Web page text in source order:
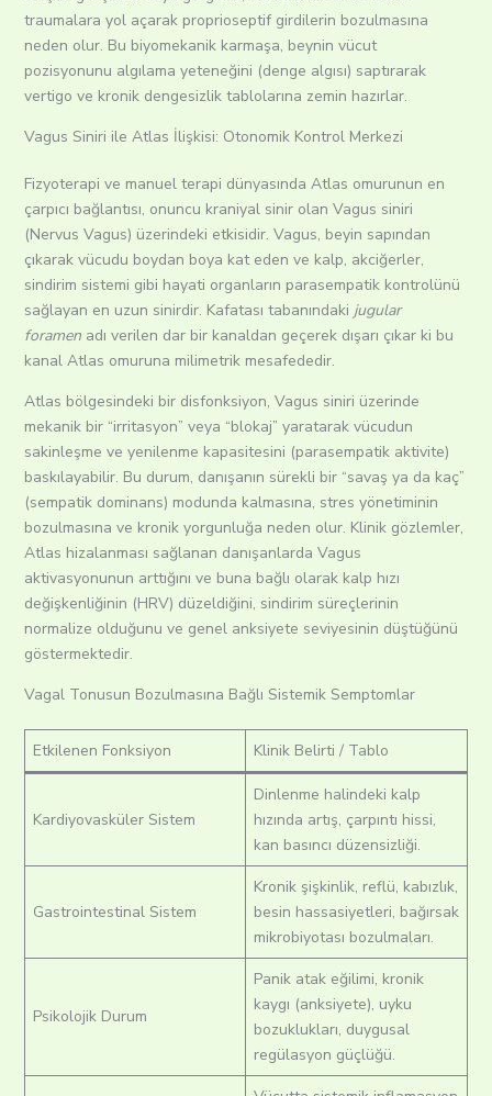
traumalara yol açarak proprioseptif girdilerin bozulmasına
neden olur. Bu biyomekanik karmaşa, beynin vücut
pozisyonunu algılama yeteneğini (denge algısı) saptırarak
vertigo ve kronik dengesizlik tablolarına zemin hazırlar.
Vagus Siniri ile Atlas İlişkisi: Otonomik Kontrol Merkezi
Fizyoterapi ve manuel terapi dünyasında Atlas omurunun en
çarpıcı bağlantısı, onuncu kraniyal sinir olan Vagus siniri
(Nervus Vagus) üzerindeki etkisidir. Vagus, beyin sapından
çıkarak vücudu boydan boya kat eden ve kalp, akciğerler,
sindirim sistemi gibi hayati organların parasempatik kontrolünü
sağlayan en uzun sinirdir. Kafatası tabanındaki jugular
foramenadı verilen dar bir kanaldan geçerek dışarı çıkar ki bu
kanal Atlas omuruna milimetrik mesafededir.
Atlas bölgesindeki bir disfonksiyon, Vagus siniri üzerinde
mekanik bir “irritasyon” veya “blokaj” yaratarak vücudun
sakinleşme ve yenilenme kapasitesini (parasempatik aktivite)
baskılayabilir. Bu durum, danışanın sürekli bir “savaş ya da kaç”
(sempatik dominans) modunda kalmasına, stres yönetiminin
bozulmasına ve kronik yorgunluğa neden olur. Klinik gözlemler,
Atlas hizalanması sağlanan danışanlarda Vagus
aktivasyonunun arttığını ve buna bağlı olarak kalp hızı
değişkenliğinin (HRV) düzeldiğini, sindirim süreçlerinin
normalize olduğunu ve genel anksiyete seviyesinin düştüğünü
göstermektedir.
Vagal Tonusun Bozulmasına Bağlı Sistemik Semptomlar
Etkilenen Fonksiyon Klinik Belirti / Tablo
Kardiyovasküler Sistem
Dinlenme halindeki kalp
hızında artış, çarpıntı hissi,
kan basıncı düzensizliği.
Gastrointestinal Sistem
Kronik şişkinlik, reflü, kabızlık,
besin hassasiyetleri, bağırsak
mikrobiyotası bozulmaları.
Psikolojik Durum
Panik atak eğilimi, kronik
kaygı (anksiyete), uyku
bozuklukları, duygusal
regülasyon güçlüğü.